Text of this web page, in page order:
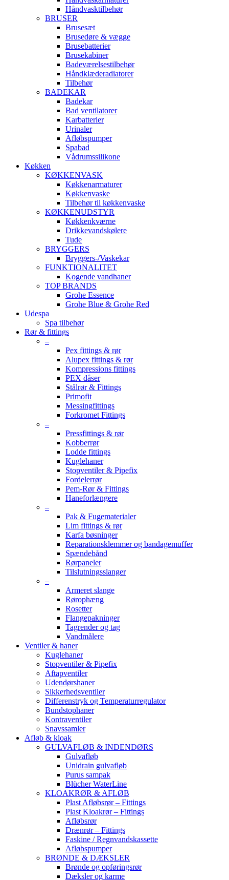
Håndvasktilbehør
BRUSER
Brusesæt
Brusedøre & vægge
Brusebatterier
Brusekabiner
Badeværelsestilbehør
Håndklæderadiatorer
Tilbehør
BADEKAR
Badekar
Bad ventilatorer
Karbatterier
Urinaler
Afløbspumper
Spabad
Vådrumssilikone
Køkken
KØKKENVASK
Køkkenarmaturer
Køkkenvaske
Tilbehør til køkkenvaske
KØKKENUDSTYR
Køkkenkværne
Drikkevandskølere
Tude
BRYGGERS
Bryggers-/Vaskekar
FUNKTIONALITET
Kogende vandhaner
TOP BRANDS
Grohe Essence
Grohe Blue & Grohe Red
Udespa
Spa tilbehør
Rør & fittings
–
Pex fittings & rør
Alupex fittings & rør
Kompressions fittings
PEX dåser
Stålrør & Fittings
Primofit
Messingfittings
Forkromet Fittings
–
Pressfittings & rør
Kobberrør
Lodde fittings
Kuglehaner
Stopventiler & Pipefix
Fordelerrør
Pem-Rør & Fittings
Haneforlængere
–
Pak & Fugematerialer
Lim fittings & rør
Karfa bøsninger
Reparationsklemmer og bandagemuffer
Spændebånd
Rørpaneler
Tilslutningsslanger
–
Armeret slange
Rørophæng
Rosetter
Flangepakninger
Tagrender og tag
Vandmålere
Ventiler & haner
Kuglehaner
Stopventiler & Pipefix
Aftapventiler
Udendørshaner
Sikkerhedsventiler
Differenstryk og Temperaturregulator
Bundstophaner
Kontraventiler
Snavssamler
Afløb & kloak
GULVAFLØB & INDENDØRS
Gulvafløb
Unidrain gulvafløb
Purus sampak
Blücher WaterLine
KLOAKRØR & AFLØB
Plast Afløbsrør – Fittings
Plast Kloakrør – Fittings
Afløbsrør
Drænrør – Fittings
Faskine / Regnvandskassette
Afløbspumper
BRØNDE & DÆKSLER
Brønde og opføringsrør
Dæksler og karme